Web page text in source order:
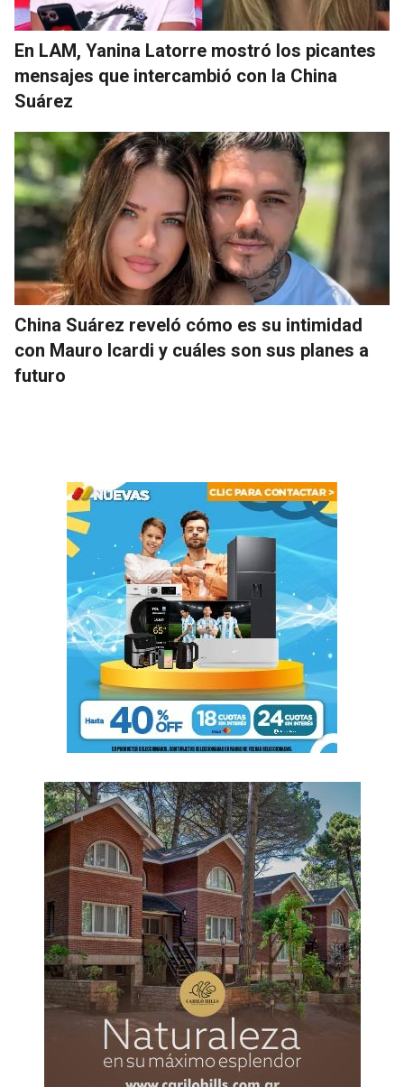
En LAM, Yanina Latorre mostró los picantes
mensajes que intercambió con la China
Suárez
China Suárez reveló cómo es su intimidad
con Mauro Icardi y cuáles son sus planes a
futuro